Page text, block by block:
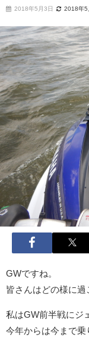
2018年5月3日 2018年5
GWですね。
皆さんはどの様に過
私はGW前半戦にジ
今年からは今まで乗